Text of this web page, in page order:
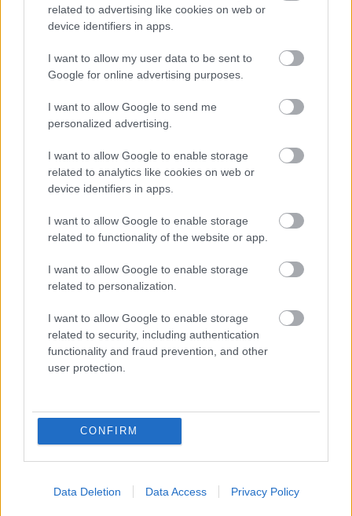
related to advertising like cookies on web or
device identifiers in apps.
I want to allow my user data to be sent to
Google for online advertising purposes.
I want to allow Google to send me
personalized advertising.
I want to allow Google to enable storage
related to analytics like cookies on web or
device identifiers in apps.
I want to allow Google to enable storage
related to functionality of the website or app.
I want to allow Google to enable storage
related to personalization.
I want to allow Google to enable storage
related to security, including authentication
functionality and fraud prevention, and other
user protection.
CONFIRM
Data Deletion Data Access Privacy Policy